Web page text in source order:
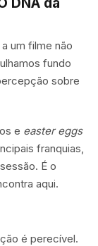
um filme não
fundo
sobre
e easter eggs
franquias,
É o
aqui.
é perecível.